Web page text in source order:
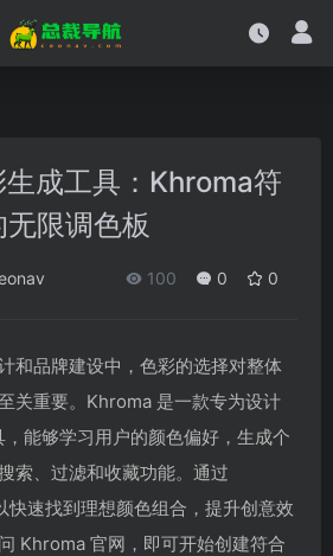
成工具：Khroma符
限调色板
100 0 0
和品牌建设中，色彩的选择对整体
关重要。Khroma 是一款专为设计
能够学习用户的颜色偏好，生成个
索、过滤和收藏功能。通过
快速找到理想颜色组合，提升创意效
Khroma 官网，即可开始创建符合